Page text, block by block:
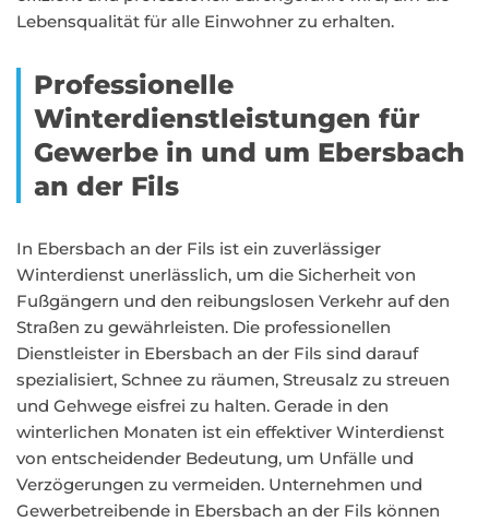
Lebensqualität für alle Einwohner zu erhalten.
Professionelle
Winterdienstleistungen für
Gewerbe in und um Ebersbach
an der Fils
In Ebersbach an der Fils ist ein zuverlässiger
Winterdienst unerlässlich, um die Sicherheit von
Fußgängern und den reibungslosen Verkehr auf den
Straßen zu gewährleisten. Die professionellen
Dienstleister in Ebersbach an der Fils sind darauf
spezialisiert, Schnee zu räumen, Streusalz zu streuen
und Gehwege eisfrei zu halten. Gerade in den
winterlichen Monaten ist ein effektiver Winterdienst
von entscheidender Bedeutung, um Unfälle und
Verzögerungen zu vermeiden. Unternehmen und
Gewerbetreibende in Ebersbach an der Fils können